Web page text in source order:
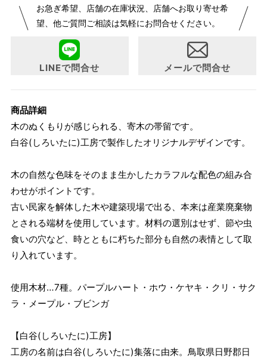
お急ぎ希望、店舗の在庫状況、店舗へお取り寄せ希
望、他ご質問ご相談は気軽にお問合せください。
LINEで問合せ メールで問合せ
商品詳細
木のぬくもりが感じられる、寄木の帯留です。
白谷(しろいたに)工房で製作したオリジナルデザインです。
木の自然な色味をそのまま生かしたカラフルな配色の組み合
わせがポイントです。
古い民家を解体した木や建築現場で出る、本来は産業廃棄物
とされる端材を使用しています。材料の選別はせず、節や虫
食いの穴など、時とともに朽ちた部分も自然の表情として取
り入れています。
使用木材…7種。パープルハート・ホウ・ケヤキ・クリ・サク
ラ・メープル・ブビンガ
【白谷(しろいたに)工房】
工房の名前は白谷(しろいたに)集落に由来。鳥取県日野郡日